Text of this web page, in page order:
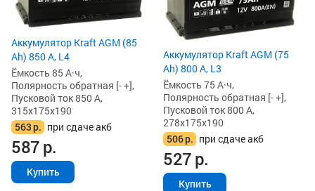
Аккумулятор Kraft AGM (85
Ah) 850 А, L4
Ёмкость 85 А·ч,
Полярность обратная [- +],
Пусковой ток 850 А,
315x175x190
563р. при сдаче акб
587р.
Купить
Аккумулятор Kraft AGM (75
Ah) 800 А, L3
Ёмкость 75 А·ч,
Полярность обратная [- +],
Пусковой ток 800 А,
278x175x190
506р. при сдаче акб
527р.
Купить